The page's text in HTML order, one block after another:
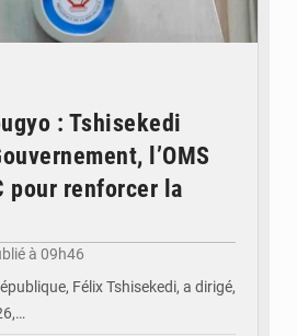
: Tshisekedi
l’OMS
pour renforcer la
à 09h46
Félix Tshisekedi, a dirigé,